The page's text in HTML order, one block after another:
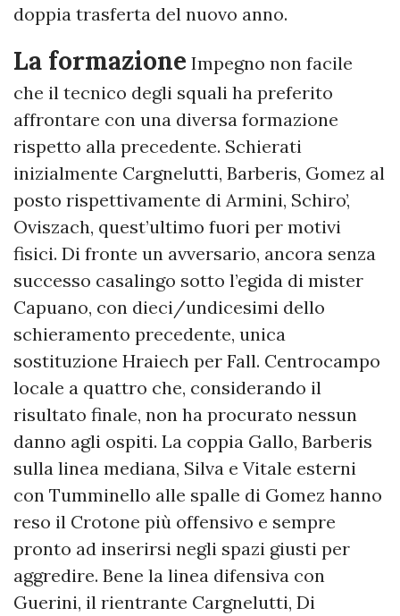
doppia trasferta del nuovo anno.
La formazione Impegno non facile
che il tecnico degli squali ha preferito
affrontare con una diversa formazione
rispetto alla precedente. Schierati
inizialmente Cargnelutti, Barberis, Gomez al
posto rispettivamente di Armini, Schiro’,
Oviszach, quest’ultimo fuori per motivi
fisici. Di fronte un avversario, ancora senza
successo casalingo sotto l’egida di mister
Capuano, con dieci/undicesimi dello
schieramento precedente, unica
sostituzione Hraiech per Fall. Centrocampo
locale a quattro che, considerando il
risultato finale, non ha procurato nessun
danno agli ospiti. La coppia Gallo, Barberis
sulla linea mediana, Silva e Vitale esterni
con Tumminello alle spalle di Gomez hanno
reso il Crotone più offensivo e sempre
pronto ad inserirsi negli spazi giusti per
aggredire. Bene la linea difensiva con
Guerini, il rientrante Cargnelutti, Di